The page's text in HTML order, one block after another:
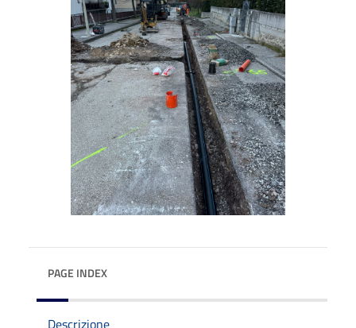
PAGE INDEX
Descrizione